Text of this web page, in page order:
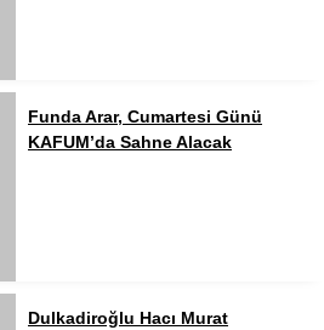
Funda Arar, Cumartesi Günü
KAFUM’da Sahne Alacak
Dulkadiroğlu Hacı Murat